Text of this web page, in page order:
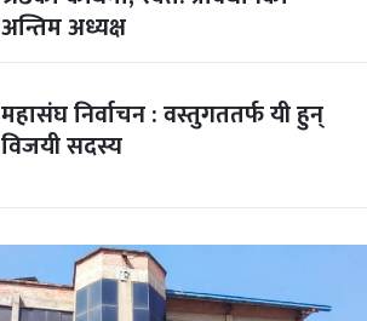
अन्तिम अध्यक्ष
महासंघ निर्वाचन : वस्तुगततर्फ यी हुन्
विजयी सदस्य